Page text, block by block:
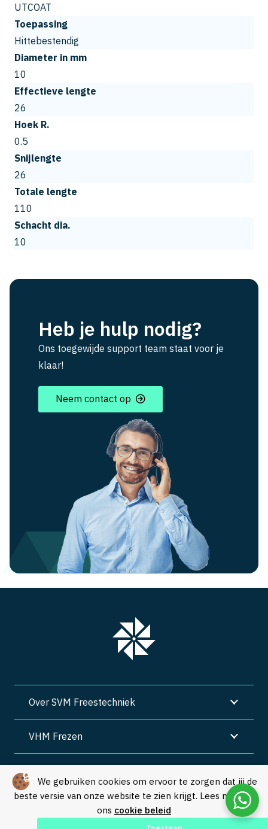
We gebruiken cookies om ervoor te zorgen dat jij de
beste versie van onze website te zien krijgt. Lees meer in
ons cookie beleid
UTCOAT
Toepassing
Hittebestendig
Diameter in mm
10
Effectieve lengte
26
Hoek R.
0.5
Snijlengte
26
Totale lengte
110
Schacht dia.
10
Heb je hulp nodig?
Ons toegewijde support team staat voor je
klaar!
Neem contact op
Over SVM Freestechniek
VHM Frezen
Algemene voorwaarden | Privacy
© Copyright 2026 – SVM Freestechniek |
Webdesign by Yooker–